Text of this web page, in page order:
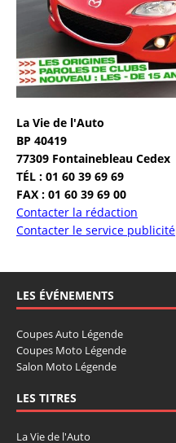
La Vie de l'Auto
BP 40419
77309 Fontainebleau Cedex
TÉL : 01 60 39 69 69
FAX : 01 60 39 69 00
Contacter la rédaction
Contacter le service publicité
LES ÉVÉNEMENTS
Coupes Auto Légende
Coupes Moto Légende
Salon Moto Légende
LES TITRES
La Vie de l'Auto